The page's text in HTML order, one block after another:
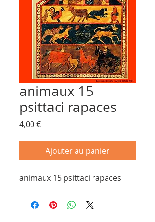
animaux 15
psittaci rapaces
4,00 €Prix
Ajouter au panier
animaux 15 psittaci rapaces